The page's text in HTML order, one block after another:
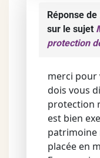
Réponse de
sur le sujet
protection
merci pour
dois vous
protection
est bien
patrimoine
placée en